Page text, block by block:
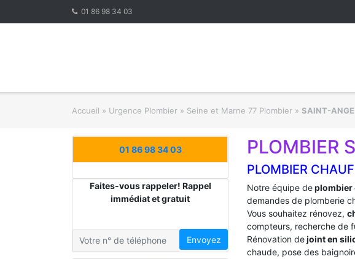
01 86 98 34 03
Accueil » Urgence Plombier » Seine et Marne 77 Plombier » SAINT-
01 86 98 34 03
Faites-vous rappeler! Rappel
immédiat et gratuit
Envoyez
PLOMBIER
PLOMBIER
Notre équipe deplombier
demandes de plomberie
Vous souhaitez rénovez,
compteurs, recherche de
Rénovation dejoint en
chaude, pose des